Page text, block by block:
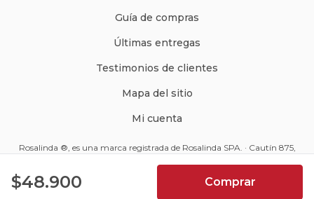
$48.900 Comprar
Guía de compras
Últimas entregas
Testimonios de clientes
Mapa del sitio
Mi cuenta
Rosalinda ®, es una marca registrada de Rosalinda SPA. · Cautín 875,
+562 2570 9510
4.9
7066 Reseñas de